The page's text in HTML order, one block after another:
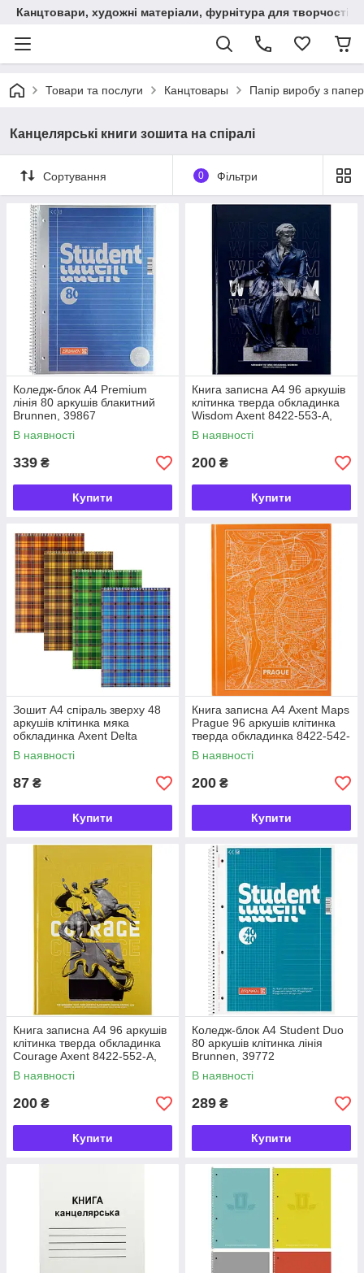
Канцтовари, художні матеріали, фурнітура для творчості
Товари та послуги Канцтовары Папір виробу з
Канцелярські книги зошита на спіралі
Сортування 0 Фільтри
Коледж-блок А4 Premium
лінія 80 аркушів блакитний
Brunnen, 39867
В наявності
339 ₴
Купити
Книга записна А4 96 аркушів
клітинка тверда обкладинка
Wisdom Axent 8422-553-А,
64628
В наявності
200 ₴
Купити
Зошит А4 спіраль зверху 48
аркушів клітинка мяка
обкладинка Axent Delta
D8013-01, 33003
В наявності
87 ₴
Купити
Книга записна А4 Axent Maps
Prague 96 аркушів клітинка
тверда обкладинка 8422-542-
A, 43049
В наявності
200 ₴
Купити
Книга записна А4 96 аркушів
клітинка тверда обкладинка
Courage Axent 8422-552-А,
64627
В наявності
200 ₴
Купити
Коледж-блок А4 Student Duo
80 аркушів клітинка лінія
Brunnen, 39772
В наявності
289 ₴
Купити